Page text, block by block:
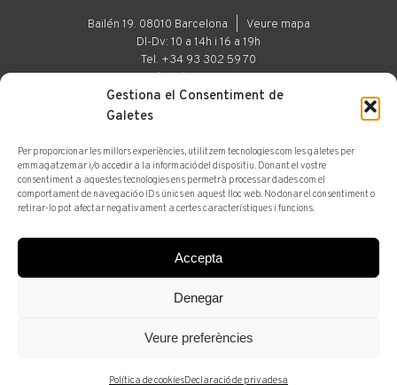
Gestiona el Consentiment de
Galetes
Per proporcionar les millors experiències, utilitzem tecnologies com les galetes per
emmagatzemar i/o accedir a la informació del dispositiu. Donant el vostre
consentiment a aquestes tecnologies ens permetrà processar dades com el
comportament de navegació o IDs únics en aquest lloc web. No donar el consentiment o
retirar-lo pot afectar negativament a certes característiques i funcions.
Accepta
Denegar
Veure preferències
Política de cookiesDeclaració de privadesa
Bailén 19. 08010 Barcelona | Veure mapa
Dl-Dv: 10 a 14h i 16 a 19h
Tel. +34 93 302 59 70
art@arturamon.com
© 2025 Artur Ramon Art. Tots els drets reservats
Galeria
Espai d'Art